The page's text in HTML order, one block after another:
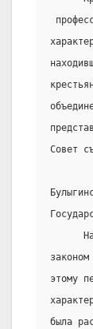
Совет
этому
была